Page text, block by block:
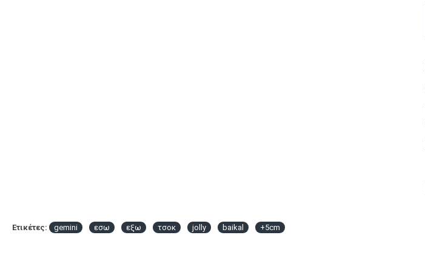
Ετικέτες: gemini εσω εξω τσοκ jolly baikal +5cm